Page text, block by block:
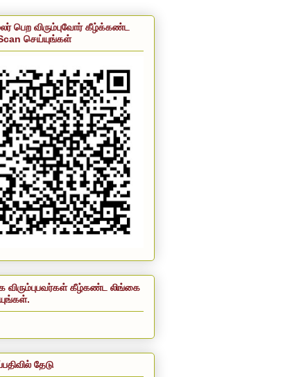
பெற விரும்புவோர் கீழ்க்கண்ட
செய்யுங்கள்
விரும்புபவர்கள் கீழ்கண்ட லிங்கை
தேடு